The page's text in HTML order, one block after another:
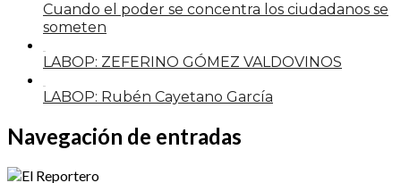
Cuando el poder se concentra los ciudadanos se
someten
LABOP: ZEFERINO GÓMEZ VALDOVINOS
LABOP: Rubén Cayetano García
Navegación de entradas